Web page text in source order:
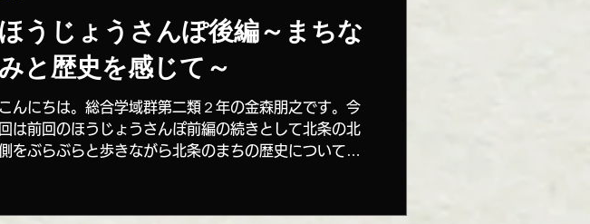
ほうじょうさんぽ後編～まちな
みと歴史を感じて～
こんにちは。総合学域群第二類２年の金森朋之です。今
回は前回のほうじょうさんぽ前編の続きとして北条の北
をぶらぶらと歩きながら北条のまちの歴史について詳
かう道を歩いていると...